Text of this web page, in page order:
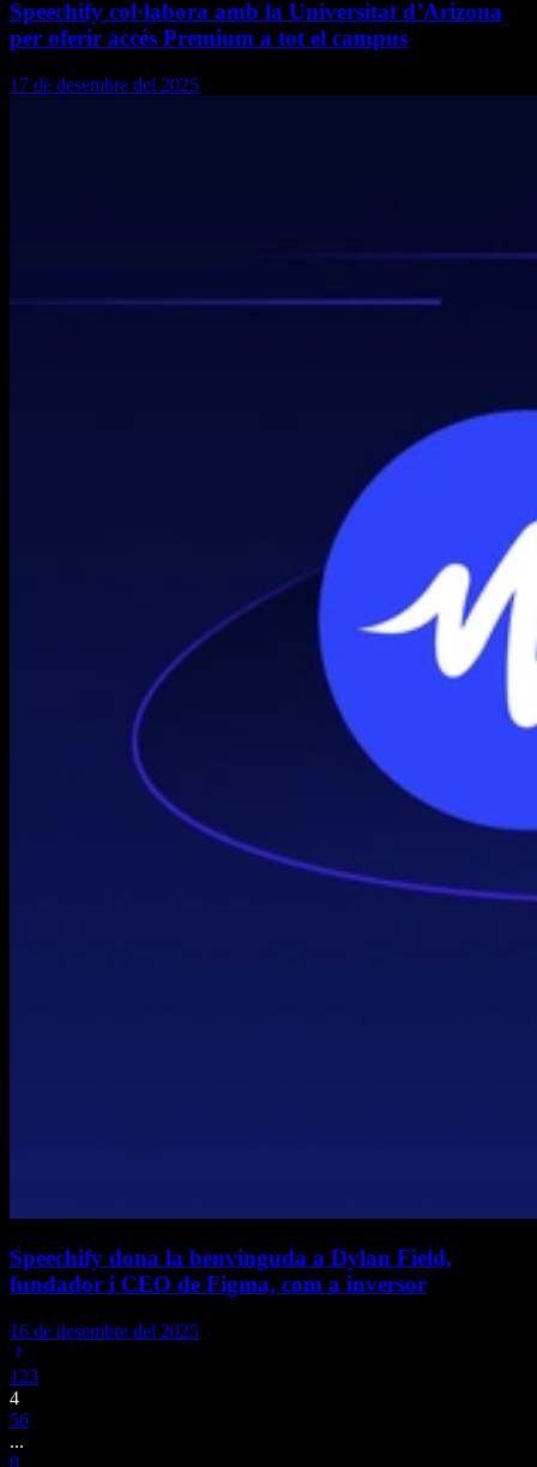
Speechify col·labora amb la Universitat d’Arizona
per oferir accés Premium a tot el campus
17 de desembre del 2025
Speechify dona la benvinguda a Dylan Field,
fundador i CEO de Figma, com a inversor
16 de desembre del 2025
1 23
4
56
...
8